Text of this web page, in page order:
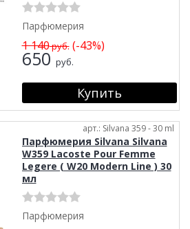
Парфюмерия
1 140руб.(-43%)
650 руб.
арт.: Silvana 359 - 30 ml
Парфюмерия Silvana Silvana
W359 Lacoste Pour Femme
Legere ( W20 Modern Line ) 30
мл
Парфюмерия